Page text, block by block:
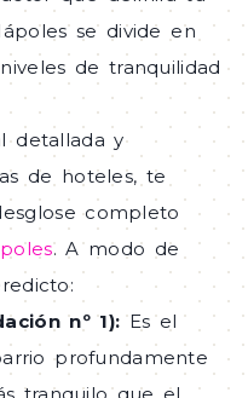
se divide en
de tranquilidad
detallada y
de hoteles, te
completo
. A modo de
nº 1): Es el
profundamente